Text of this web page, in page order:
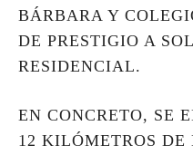
BÁRBARA Y
DE PRESTIGIO A
RESIDENCIAL.
EN CONCRETO, SE
12 KILÓMETROS